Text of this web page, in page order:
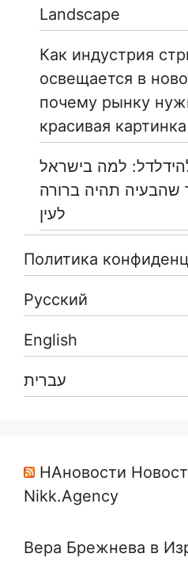
Landscape
Как индустрия
освещается в
почему рынку
красивая картинка
למה בישראל
שהבעיה תהיה ברורה
לעין
Политика
Русский
English
עברית
НАновости
Nikk.Agency
Вера Брежнева в